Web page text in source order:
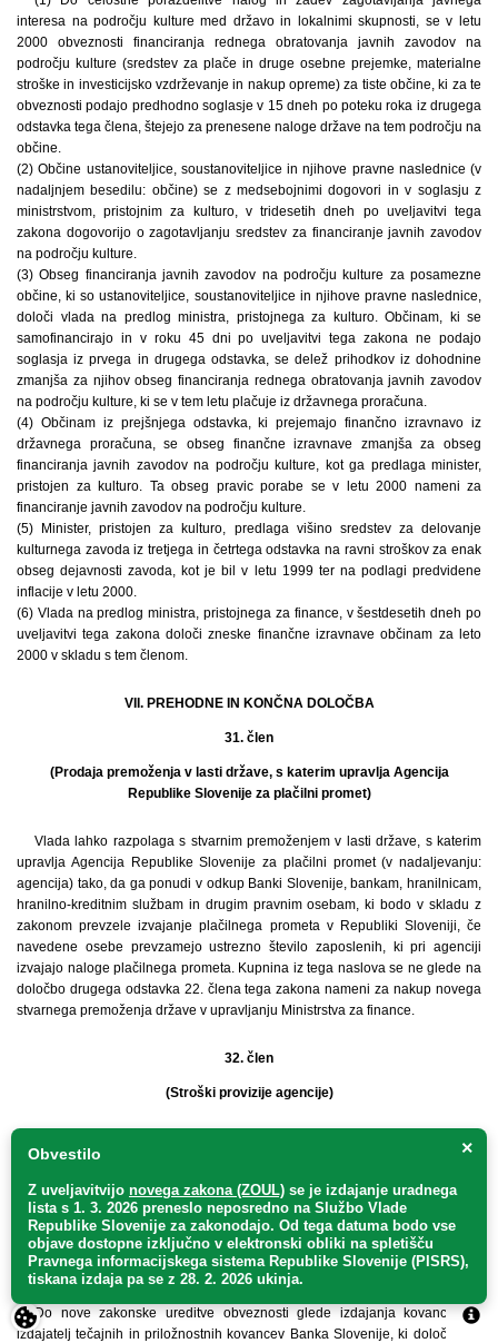
interesa na področju kulture med državo in lokalnimi skupnosti, se v letu
2000 obveznosti financiranja rednega obratovanja javnih zavodov na
področju kulture (sredstev za plače in druge osebne prejemke, materialne
stroške in investicijsko vzdrževanje in nakup opreme) za tiste občine, ki za te
obveznosti podajo predhodno soglasje v 15 dneh po poteku roka iz drugega
odstavka tega člena, štejejo za prenesene naloge države na tem področju na
občine.
(2) Občine ustanoviteljice, soustanoviteljice in njihove pravne naslednice (v
nadaljnjem besedilu: občine) se z medsebojnimi dogovori in v soglasju z
ministrstvom, pristojnim za kulturo, v tridesetih dneh po uveljavitvi tega
zakona dogovorijo o zagotavljanju sredstev za financiranje javnih zavodov
na področju kulture.
(3) Obseg financiranja javnih zavodov na področju kulture za posamezne
občine, ki so ustanoviteljice, soustanoviteljice in njihove pravne naslednice,
določi vlada na predlog ministra, pristojnega za kulturo. Občinam, ki se
samofinancirajo in v roku 45 dni po uveljavitvi tega zakona ne podajo
soglasja iz prvega in drugega odstavka, se delež prihodkov iz dohodnine
zmanjša za njihov obseg financiranja rednega obratovanja javnih zavodov
na področju kulture, ki se v tem letu plačuje iz državnega proračuna.
(4) Občinam iz prejšnjega odstavka, ki prejemajo finančno izravnavo iz
državnega proračuna, se obseg finančne izravnave zmanjša za obseg
financiranja javnih zavodov na področju kulture, kot ga predlaga minister,
pristojen za kulturo. Ta obseg pravic porabe se v letu 2000 nameni za
financiranje javnih zavodov na področju kulture.
(5) Minister, pristojen za kulturo, predlaga višino sredstev za delovanje
kulturnega zavoda iz tretjega in četrtega odstavka na ravni stroškov za enak
obseg dejavnosti zavoda, kot je bil v letu 1999 ter na podlagi predvidene
inflacije v letu 2000.
(6) Vlada na predlog ministra, pristojnega za finance, v šestdesetih dneh po
uveljavitvi tega zakona določi zneske finančne izravnave občinam za leto
2000 v skladu s tem členom.
VII. PREHODNE IN KONČNA DOLOČBA
31. člen
(Prodaja premoženja v lasti države, s katerim upravlja Agencija
Republike Slovenije za plačilni promet)
Vlada lahko razpolaga s stvarnim premoženjem v lasti države, s katerim
upravlja Agencija Republike Slovenije za plačilni promet (v nadaljevanju:
agencija) tako, da ga ponudi v odkup Banki Slovenije, bankam, hranilnicam,
hranilno-kreditnim službam in drugim pravnim osebam, ki bodo v skladu z
zakonom prevzele izvajanje plačilnega prometa v Republiki Sloveniji, če
navedene osebe prevzamejo ustrezno število zaposlenih, ki pri agenciji
izvajajo naloge plačilnega prometa. Kupnina iz tega naslova se ne glede na
določbo drugega odstavka 22. člena tega zakona nameni za nakup novega
stvarnega premoženja države v upravljanju Ministrstva za finance.
32. člen
(Stroški provizije agencije)
Ne glede na določbo petega odstavka 2. člena ZJF se stroški provizije
agencije za opravljene storitve za državo v proračunu izkazujejo tako, da so
vplačani prihodki proračuna zmanjšani za stroške provizije.
33. člen
(Izdajatelj tečajnih in priložnostnih kovancev)
Do nove zakonske ureditve obveznosti glede izdajanja kovancev je
izdajatelj tečajnih in priložnostnih kovancev Banka Slovenije, ki določa tudi
×
Obvestilo
Z uveljavitvijo novega zakona (ZOUL) se je izdajanje uradnega
lista s 1. 3. 2026 preneslo neposredno na Službo Vlade
Republike Slovenije za zakonodajo. Od tega datuma bodo vse
objave dostopne izključno v elektronski obliki na spletišču
Pravnega informacijskega sistema Republike Slovenije (PISRS),
tiskana izdaja pa se z 28. 2. 2026 ukinja.